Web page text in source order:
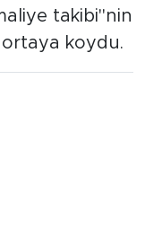
takibi"nin
koydu.